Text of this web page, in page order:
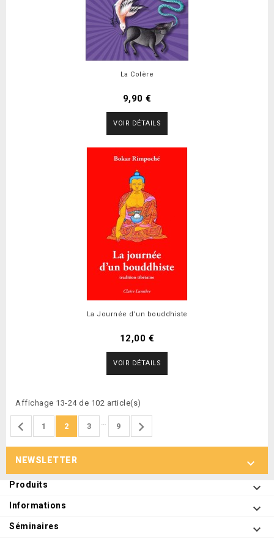
La Colère
9,90 €
VOIR DÉTAILS
La Journée d’un bouddhiste
12,00 €
VOIR DÉTAILS
Affichage 13-24 de 102 article(s)
 1 2 3 … 9 
NEWSLETTER 
Produits 
Informations 
Séminaires 